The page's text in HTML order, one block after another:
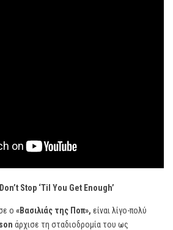
Stop ‘Til You Get Enough’
ο «Βασιλιάς της Ποπ», είναι λίγο-πολύ
άρχισε τη σταδιοδρομία του ως